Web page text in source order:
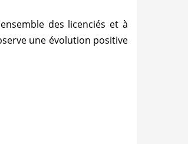
des licenciés et à
une évolution positive